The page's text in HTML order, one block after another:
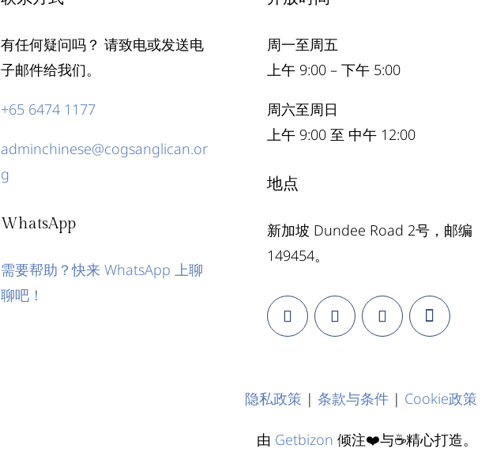
有任何疑问吗？ 请致电或发送电
子邮件给我们。
+65 6474 1177
adminchinese@cogsanglican.or
g
WhatsApp
需要帮助？快来 WhatsApp 上聊
聊吧！
周一至周五
上午 9:00 – 下午 5:00
周六至周日
上午 9:00 至 中午 12:00
地点
新加坡 Dundee Road 2号，邮编
149454。
隐私政策 |条款与条件 | Cookie政策
由 Getbizon 倾注❤️与☕精心打造。